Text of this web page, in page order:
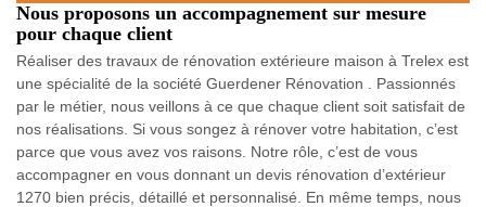
Nous proposons un accompagnement sur mesure
pour chaque client
Réaliser des travaux de rénovation extérieure maison à Trelex est
une spécialité de la société Guerdener Rénovation . Passionnés
par le métier, nous veillons à ce que chaque client soit satisfait de
nos réalisations. Si vous songez à rénover votre habitation, c’est
parce que vous avez vos raisons. Notre rôle, c’est de vous
accompagner en vous donnant un devis rénovation d’extérieur
1270 bien précis, détaillé et personnalisé. En même temps, nous